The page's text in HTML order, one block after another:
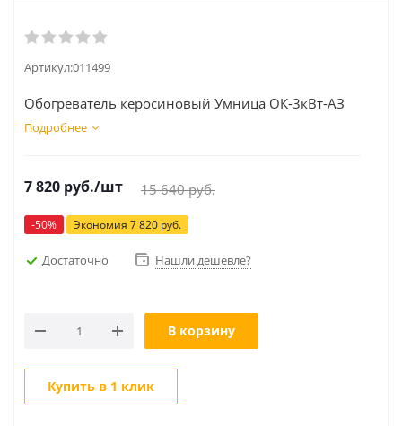
Артикул:011499
Обогреватель керосиновый Умница ОК-3кВт-АЗ
Подробнее
7 820 руб./шт 15 640руб.
-50% Экономия 7 820 руб.
Достаточно Нашли дешевле?
В корзину
Купить в 1 клик